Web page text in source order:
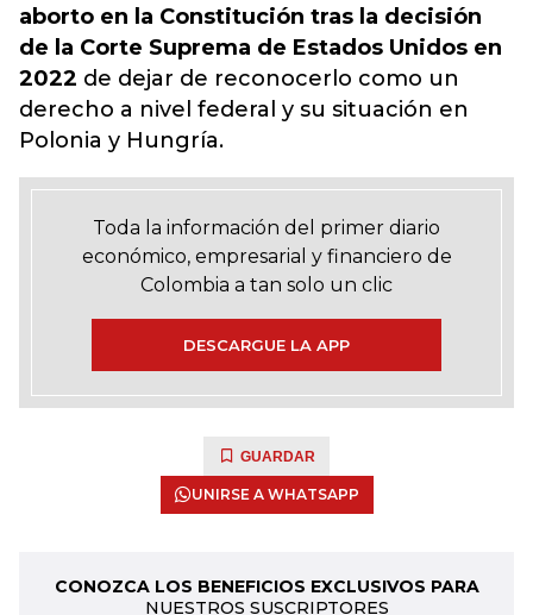
aborto en la Constitución tras la decisión
de la Corte Suprema de Estados Unidos en
2022 de dejar de reconocerlo como un
derecho a nivel federal y su situación en
Polonia y Hungría.
Toda la información del primer diario
económico, empresarial y financiero de
Colombia a tan solo un clic
DESCARGUE LA APP
GUARDAR
UNIRSE A WHATSAPP
CONOZCA LOS BENEFICIOS EXCLUSIVOS PARA
NUESTROS SUSCRIPTORES